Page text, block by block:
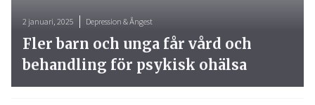
2 januari, 2025 Depression & Ångest
Fler barn och unga får vård och
behandling för psykisk ohälsa